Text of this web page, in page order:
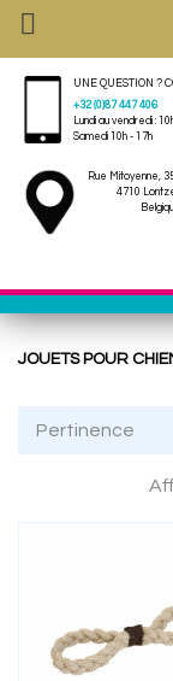

UNE QUESTION ?
+32 (0)87 447 406
Lundi au vendredi :
Samedi 10h - 17h
Rue Mitoyenne,
4710
JOUETS POUR
Pertinence